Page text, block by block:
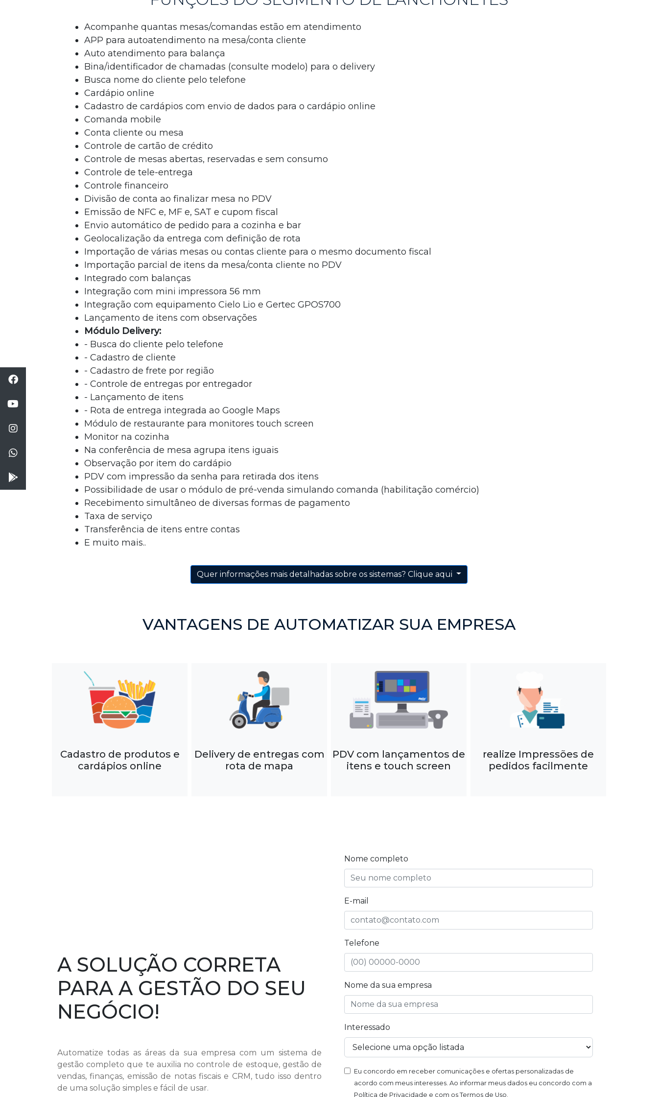
Acompanhe quantas mesas/comandas estão em atendimento
APP para autoatendimento na mesa/conta cliente
Auto atendimento para balança
Bina/identificador de chamadas (consulte modelo) para o delivery
Busca nome do cliente pelo telefone
Cardápio online
Cadastro de cardápios com envio de dados para o cardápio online
Comanda mobile
Conta cliente ou mesa
Controle de cartão de crédito
Controle de mesas abertas, reservadas e sem consumo
Controle de tele-entrega
Controle financeiro
Divisão de conta ao finalizar mesa no PDV
Emissão de NFC e, MF e, SAT e cupom fiscal
Envio automático de pedido para a cozinha e bar
Geolocalização da entrega com definição de rota
Importação de várias mesas ou contas cliente para o mesmo documento fiscal
Importação parcial de itens da mesa/conta cliente no PDV
Integrado com balanças
Integração com mini impressora 56 mm
Integração com equipamento Cielo Lio e Gertec GPOS700
Lançamento de itens com observações
Módulo Delivery:
- Busca do cliente pelo telefone
- Cadastro de cliente
- Cadastro de frete por região
- Controle de entregas por entregador
- Lançamento de itens
- Rota de entrega integrada ao Google Maps
Módulo de restaurante para monitores touch screen
Monitor na cozinha
Na conferência de mesa agrupa itens iguais
Observação por item do cardápio
PDV com impressão da senha para retirada dos itens
Possibilidade de usar o módulo de pré-venda simulando comanda (habilitação comércio)
Recebimento simultâneo de diversas formas de pagamento
Taxa de serviço
Transferência de itens entre contas
E muito mais..
Quer informações mais detalhadas sobre os sistemas? Clique aqui
VANTAGENS DE AUTOMATIZAR SUA EMPRESA
Cadastro de produtos e
cardápios online
Delivery de entregas com
rota de mapa
PDV com lançamentos de
itens e touch screen
realize Impressões de
pedidos facilmente
A SOLUÇÃO CORRETA
PARA A GESTÃO DO SEU
NEGÓCIO!
Automatize todas as áreas da sua empresa com um sistema de
gestão completo que te auxilia no controle de estoque, gestão de
vendas, finanças, emissão de notas fiscais e CRM, tudo isso dentro
de uma solução simples e fácil de usar.
Nome completo
E-mail
Telefone
Nome da sua empresa
Interessado
Eu concordo em receber comunicações e ofertas personalizadas de
acordo com meus interesses. Ao informar meus dados eu concordo com a
Política de Privacidade e com os Termos de Uso.